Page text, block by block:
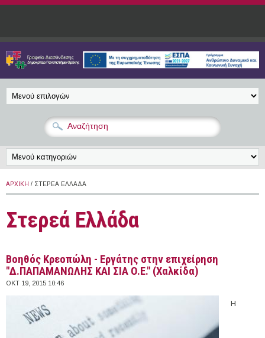
Παράκαμψη προς το κυρίως περιεχόμενο
ΑΡΧΙΚΉ / ΣΤΕΡΕΆ ΕΛΛΆΔΑ
Στερεά Ελλάδα
Βοηθός Κρεοπώλη - Εργάτης στην επιχείρηση
"Δ.ΠΑΠΑΜΑΝΩΛΗΣ ΚΑΙ ΣΙΑ Ο.Ε." (Χαλκίδα)
ΟΚΤ 19, 2015 10:46
Η